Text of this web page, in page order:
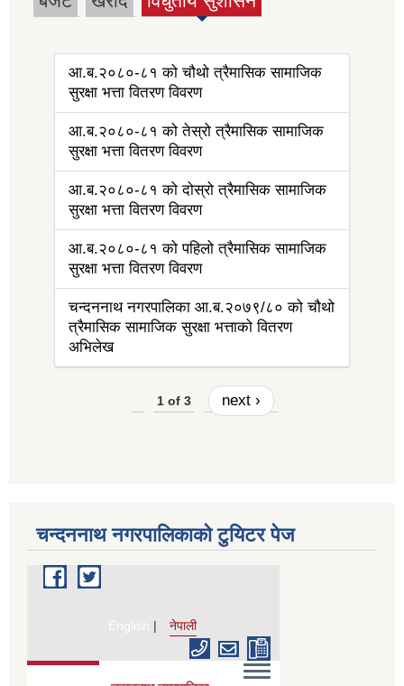
(active tab)
आ.ब.२०८०-८१ को चौथो त्रैमासिक सामाजिक
सुरक्षा भत्ता वितरण विवरण
आ.ब.२०८०-८१ को तेस्रो त्रैमासिक सामाजिक
सुरक्षा भत्ता वितरण विवरण
आ.ब.२०८०-८१ को दोस्रो त्रैमासिक सामाजिक
सुरक्षा भत्ता वितरण विवरण
आ.ब.२०८०-८१ को पहिलो त्रैमासिक सामाजिक
सुरक्षा भत्ता वितरण विवरण
चन्दननाथ नगरपालिका आ.ब.२०७९/८० को चौथो
त्रैमासिक सामाजिक सुरक्षा भत्ताको वितरण
अभिलेख
1 of 3 next ›
चन्दननाथ नगरपालिकाको टुयिटर पेज